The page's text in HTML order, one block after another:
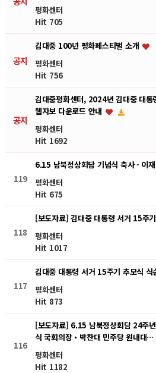
평화센터
Hit 705
공지
김대중 100년 평화페스티벌 소개
평화센터
Hit 756
공지
김대중평화센터, 2024년 김대중 대
웹자보 다운로드 안내
평화센터
Hit 1692
119
6.15 남북정상회담 기념식 축사 - 이
평화센터
Hit 675
118
[보도자료] 김대중 대통령 서거 15주
평화센터
Hit 1017
117
김대중 대통령 서거 15주기 추모식 식
평화센터
Hit 873
116
[보도자료] 6.15 남북정상회담 24주
식 국회의장・박찬대 민주당 원내대…
평화센터
Hit 1182